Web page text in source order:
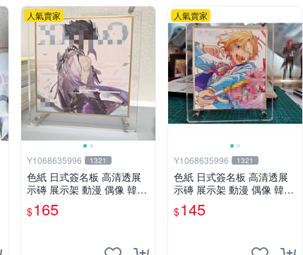
人氣賣家
Y1068635996 1321
色紙 日式簽名板 高清透展
示磚 展示架 動漫 偶像 韓星
BTS hololive 大號 凹槽182*
202mm
$165
人氣賣家
Y1068635996 1321
色紙 日式簽名板 高清透展
示磚 展示架 動漫 偶像 韓星
BTS hololive 小號 凹槽122*
137mm
$145